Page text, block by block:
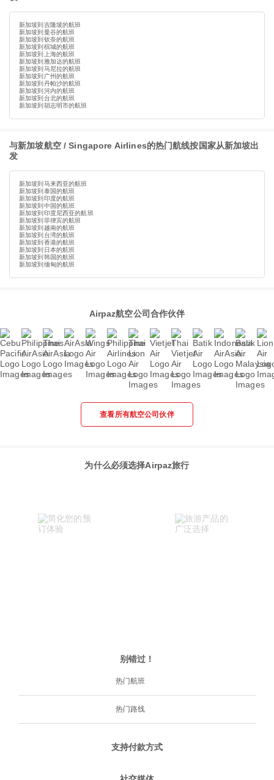
新加坡到吉隆坡的航班
新加坡到曼谷的航班
新加坡到钦奈的航班
新加坡到槟城的航班
新加坡到上海的航班
新加坡到雅加达的航班
新加坡到马尼拉的航班
新加坡到广州的航班
新加坡到丹帕沙的航班
新加坡到河内的航班
新加坡到台北的航班
新加坡到胡志明市的航班
与新加坡航空 / Singapore Airlines的热门航线按国家从新加坡出
发
新加坡到马来西亚的航班
新加坡到泰国的航班
新加坡到印度的航班
新加坡到中国的航班
新加坡到印度尼西亚的航班
新加坡到菲律宾的航班
新加坡到越南的航班
新加坡到台湾的航班
新加坡到香港的航班
新加坡到日本的航班
新加坡到韩国的航班
新加坡到缅甸的航班
Airpaz航空公司合作伙伴
查看所有航空公司伙伴
为什么必须选择Airpaz旅行
别错过！
热门航班
热门路线
支持付款方式